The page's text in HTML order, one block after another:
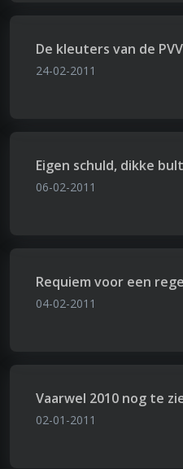
De kleuters van de PVV
24-02-2011
Eigen schuld, dikke bult
06-02-2011
Requiem voor een
04-02-2011
Vaarwel 2010 nog te
02-01-2011